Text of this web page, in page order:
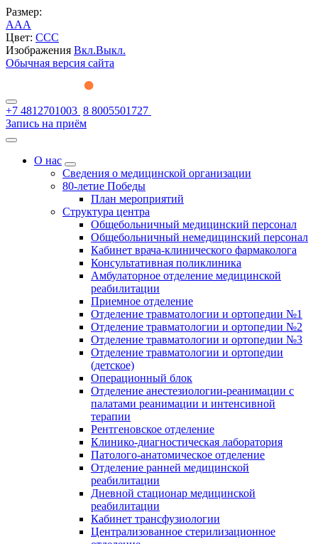
Размер:
AAA
Цвет: CCC
Изображения Вкл.Выкл.
Обычная версия сайта
+7 4812701003 8 8005501727
Запись на приём
О нас
Сведения о медицинской организации
80-летие Победы
План мероприятий
Структура центра
Общебольничный медицинский персонал
Общебольничный немедицинский персонал
Кабинет врача-клинического фармаколога
Консультативная поликлиника
Амбулаторное отделение медицинской
реабилитации
Приемное отделение
Отделение травматологии и ортопедии №1
Отделение травматологии и ортопедии №2
Отделение травматологии и ортопедии №3
Отделение травматологии и ортопедии
(детское)
Операционный блок
Отделение анестезиологии-реанимации с
палатами реанимации и интенсивной
терапии
Рентгеновское отделение
Клинико-диагностическая лаборатория
Патолого-анатомическое отделение
Отделение ранней медицинской
реабилитации
Дневной стационар медицинской
реабилитации
Кабинет трансфузиологии
Централизованное стерилизационное